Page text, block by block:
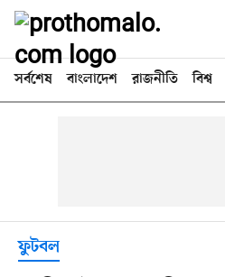
সর্বশেষ বাংলাদেশ রাজনীতি বিশ্ব
ফুটবল